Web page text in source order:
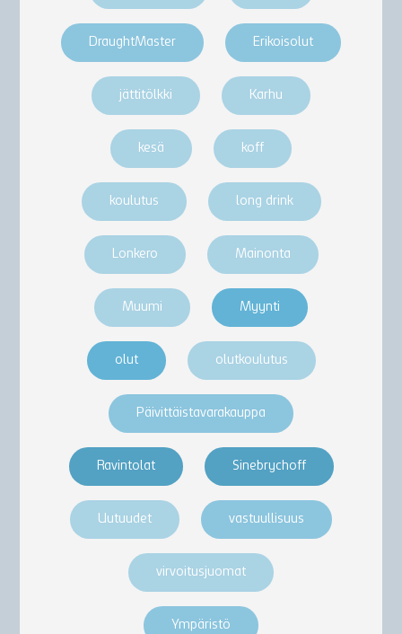
DraughtMaster Erikoisolut
jättitölkki Karhu
kesä koff
koulutus long drink
Lonkero Mainonta
Muumi Myynti
olut olutkoulutus
Päivittäistavarakauppa
Ravintolat Sinebrychoff
Uutuudet vastuullisuus
virvoitusjuomat
Ympäristö